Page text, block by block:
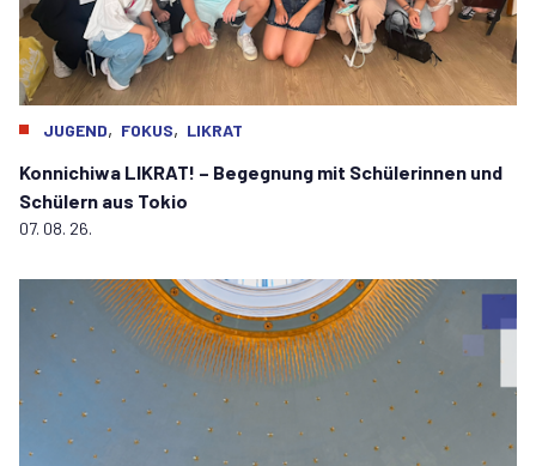
JUGEND, FOKUS, LIKRAT
Konnichiwa LIKRAT! – Begegnung mit Schülerinnen und
Schülern aus Tokio
07. 08. 26.